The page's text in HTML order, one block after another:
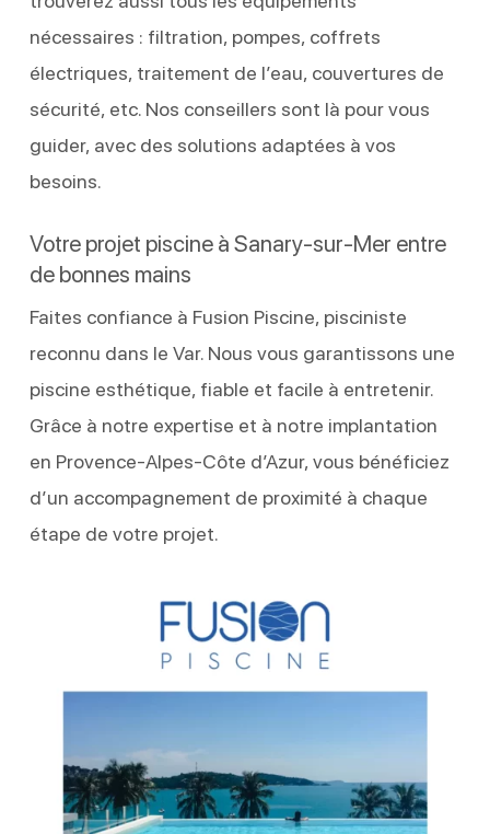
nécessaires : filtration, pompes, coffrets
électriques, traitement de l’eau, couvertures de
sécurité, etc. Nos conseillers sont là pour vous
guider, avec des solutions adaptées à vos
besoins.
Votre projet piscine à Sanary-sur-Mer entre
de bonnes mains
Faites confiance à Fusion Piscine, pisciniste
reconnu dans le Var. Nous vous garantissons une
piscine esthétique, fiable et facile à entretenir.
Grâce à notre expertise et à notre implantation
en Provence-Alpes-Côte d’Azur, vous bénéficiez
d’un accompagnement de proximité à chaque
étape de votre projet.